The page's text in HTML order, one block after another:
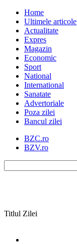
Home
Ultimele articole
Actualitate
Expres
Magazin
Economic
Sport
National
International
Sanatate
Advertoriale
Poza zilei
Bancul zilei
BZC.ro
BZV.ro
Titlul Zilei